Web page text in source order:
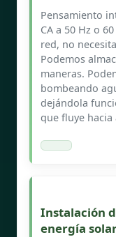
Pensamiento
CA a 50 Hz o
red, no
Podemos
maneras.
bombeando
dejándola
que fluye hacia
Instalación
energía